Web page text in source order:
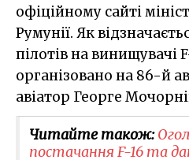
офіційному сайті
Румунії. Як
пілотів на винищувачі
організовано на 86-й
авіатор Георге
Читайте також:
постачання F-16 та